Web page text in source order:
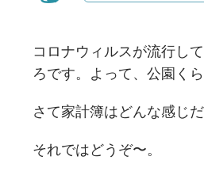
コロナウィルスが流行し
ろです。よって、公園く
さて家計簿はどんな感じ
それではどうぞ〜。